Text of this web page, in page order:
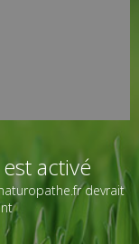
activé
devrait